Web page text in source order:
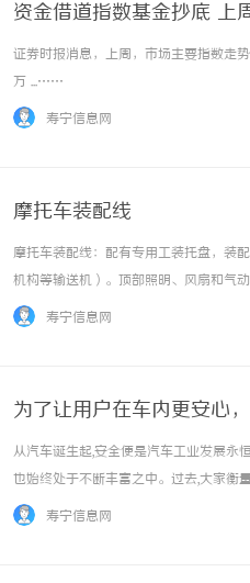
资金借道指数基金抄底 上
证券时报消息，上周，市场主要指数走
万 ...……
寿宁信息网
摩托车装配线
摩托车装配线：配有专用工装托盘，装
机构等输送机）。顶部照明、风扇和气
户需求定制。欢迎来电咨询，定制各种
寿宁信息网
为了让用户在车内更安心
从汽车诞生起,安全便是汽车工业发展永
也始终处于不断丰富之中。过去,大家衡
安全气囊数量、主动安全系统可靠程度
寿宁信息网